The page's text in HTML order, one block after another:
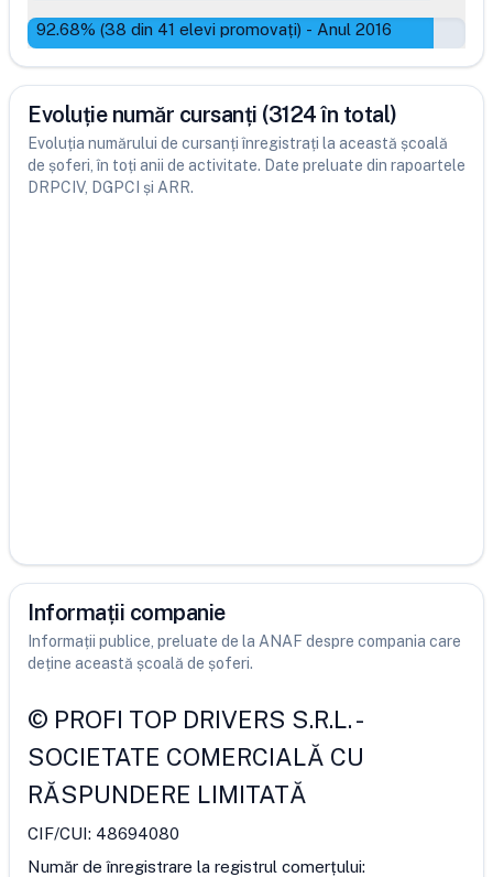
92.68% (38 din 41 elevi promovați) - Anul 2016
Evoluție număr cursanți (3124 în total)
Evoluția numărului de cursanți înregistrați la această școală
de șoferi, în toți anii de activitate. Date preluate din rapoartele
DRPCIV, DGPCI și ARR.
Informații companie
Informații publice, preluate de la ANAF despre compania care
deține această școală de șoferi.
© PROFI TOP DRIVERS S.R.L.-
SOCIETATE COMERCIALĂ CU
RĂSPUNDERE LIMITATĂ
CIF/CUI: 48694080
Număr de înregistrare la registrul comerțului: